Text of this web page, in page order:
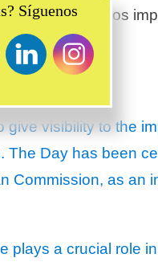
sobre los
give visibility to the
Day has been
Commission, as an
a crucial role
Síguenos